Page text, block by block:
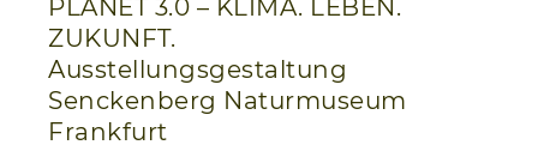
PLANET 3.0 – KLIMA. LEBEN.
ZUKUNFT.
Ausstellungsgestaltung
Senckenberg Naturmuseum
Frankfurt